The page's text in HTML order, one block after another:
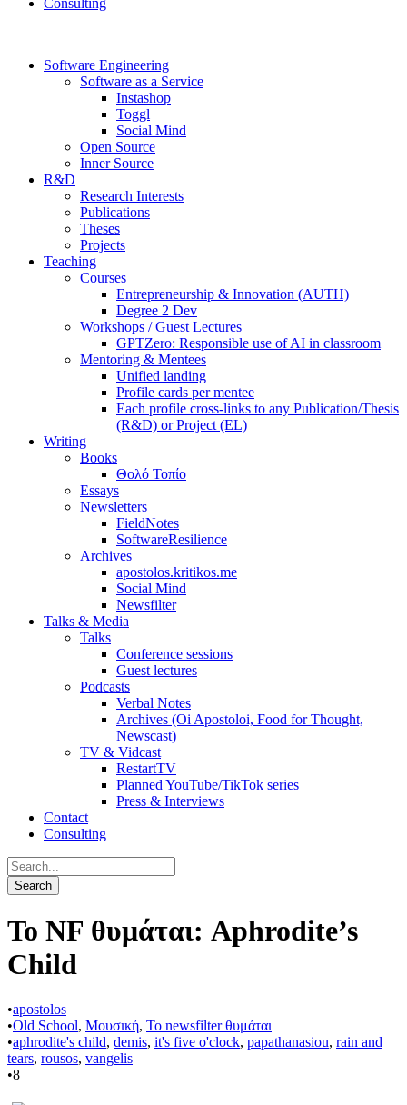
Consulting
Software Engineering
Software as a Service
Instashop
Toggl
Social Mind
Open Source
Inner Source
R&D
Research Interests
Publications
Theses
Projects
Teaching
Courses
Entrepreneurship & Innovation (AUTH)
Degree 2 Dev
Workshops / Guest Lectures
GPTZero: Responsible use of AI in classroom
Mentoring & Mentees
Unified landing
Profile cards per mentee
Each profile cross-links to any Publication/Thesis
(R&D) or Project (EL)
Writing
Books
Θολό Τοπίο
Essays
Newsletters
FieldNotes
SoftwareResilience
Archives
apostolos.kritikos.me
Social Mind
Newsfilter
Talks & Media
Talks
Conference sessions
Guest lectures
Podcasts
Verbal Notes
Archives (Oi Apostoloi, Food for Thought,
Newscast)
TV & Vidcast
RestartTV
Planned YouTube/TikTok series
Press & Interviews
Contact
Consulting
Το NF θυμάται: Aphrodite’s
Child
•apostolos
•Old School, Μουσική, Το newsfilter θυμάται
•aphrodite's child, demis, it's five o'clock, papathanasiou, rain and
tears, rousos, vangelis
•8